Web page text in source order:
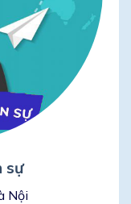
sự
Nội